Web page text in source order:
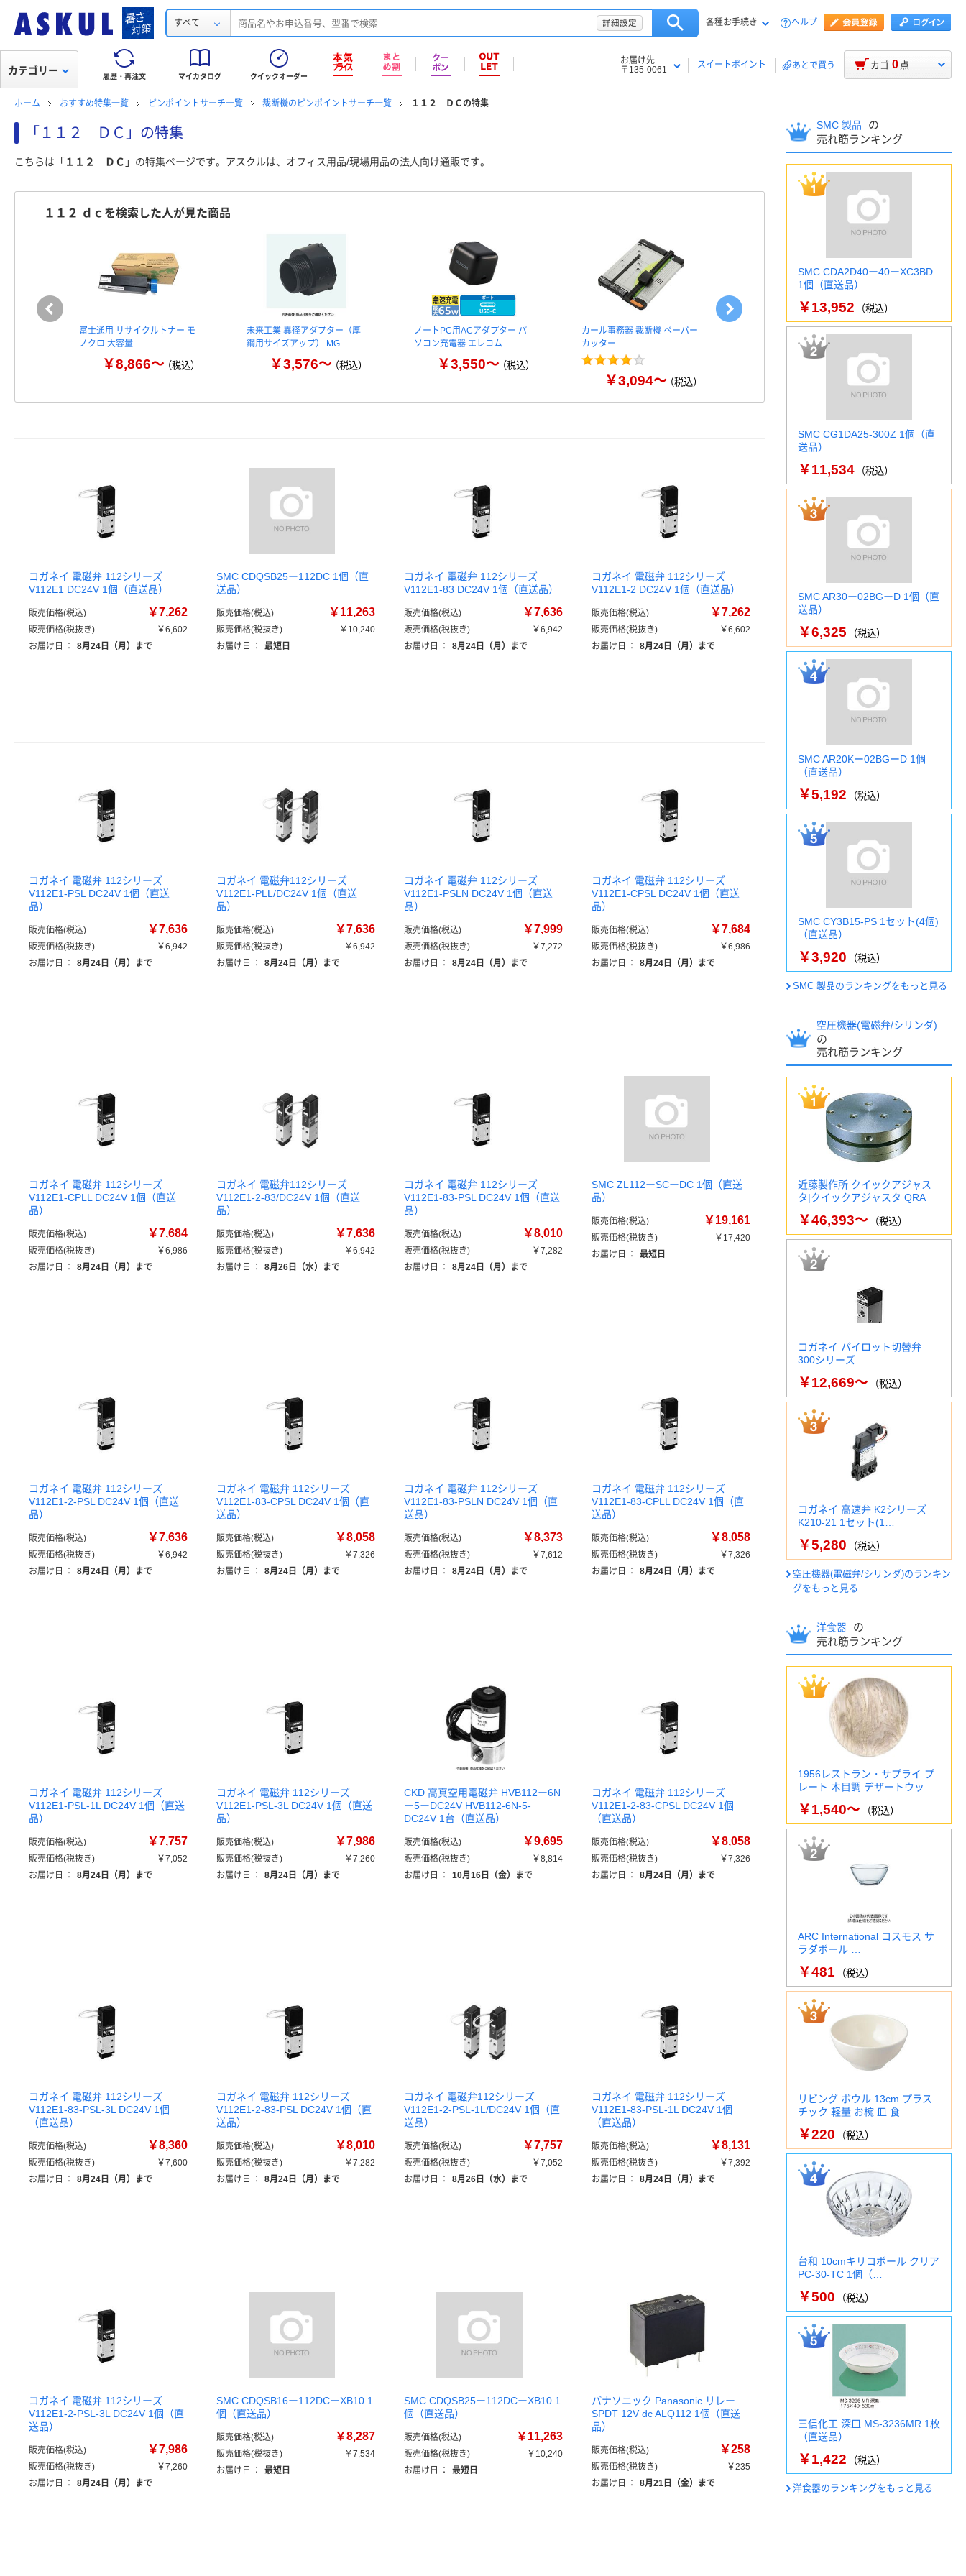
すべて 詳細設定 各種お手続き ヘルプ
履歴・再注文 マイカタログ クイックオーダー
お届け先
〒135-0061
スイートポイント あとで買う
カテゴリー カゴ 0 点
ホーム おすすめ特集一覧 ピンポイントサーチ一覧 裁断機のピンポイントサーチ一覧 １１２ ＤＣの特集
「１１２ ＤＣ」の特集
こちらは「 １１２ ＤＣ 」の特集ページです。アスクルは、オフィス用品/現場用品の法人向け通販です。
１１２ ｄｃを検索した人が見た商品
富士通用 リサイクルトナー モ
ノクロ 大容量
￥8,866～（税込）
未来工業 異径アダプター（厚
鋼用サイズアップ） MG
￥3,576～（税込）
ノートPC用ACアダプター パ
ソコン充電器 エレコム
￥3,550～（税込）
カール事務器 裁断機 ペーパー
カッター
￥3,094～（税込）
￥8,440～ （税込）
コガネイ 電磁弁 112シリーズ
V112E1 DC24V 1個（直送品）
販売価格(税込) ￥7,262
販売価格(税抜き)
￥6,602
お届け日
： 8月24日（月）まで
SMC CDQSB25ー112DC 1個（直
送品）
販売価格(税込) ￥11,263
販売価格(税抜き)
￥10,240
お届け日
： 最短日
コガネイ 電磁弁 112シリーズ
V112E1-83 DC24V 1個（直送品）
販売価格(税込) ￥7,636
販売価格(税抜き)
￥6,942
お届け日
： 8月24日（月）まで
コガネイ 電磁弁 112シリーズ
V112E1-2 DC24V 1個（直送品）
販売価格(税込) ￥7,262
販売価格(税抜き)
￥6,602
お届け日
： 8月24日（月）まで
コガネイ 電磁弁 112シリーズ
V112E1-PSL DC24V 1個（直送
品）
販売価格(税込) ￥7,636
販売価格(税抜き)
￥6,942
お届け日
： 8月24日（月）まで
コガネイ 電磁弁112シリーズ
V112E1-PLL/DC24V 1個（直送
品）
販売価格(税込) ￥7,636
販売価格(税抜き)
￥6,942
お届け日
： 8月24日（月）まで
コガネイ 電磁弁 112シリーズ
V112E1-PSLN DC24V 1個（直送
品）
販売価格(税込) ￥7,999
販売価格(税抜き)
￥7,272
お届け日
： 8月24日（月）まで
コガネイ 電磁弁 112シリーズ
V112E1-CPSL DC24V 1個（直送
品）
販売価格(税込) ￥7,684
販売価格(税抜き)
￥6,986
お届け日
： 8月24日（月）まで
コガネイ 電磁弁 112シリーズ
V112E1-CPLL DC24V 1個（直送
品）
販売価格(税込) ￥7,684
販売価格(税抜き)
￥6,986
お届け日
： 8月24日（月）まで
コガネイ 電磁弁112シリーズ
V112E1-2-83/DC24V 1個（直送
品）
販売価格(税込) ￥7,636
販売価格(税抜き)
￥6,942
お届け日
： 8月26日（水）まで
コガネイ 電磁弁 112シリーズ
V112E1-83-PSL DC24V 1個（直送
品）
販売価格(税込) ￥8,010
販売価格(税抜き)
￥7,282
お届け日
： 8月24日（月）まで
SMC ZL112ーSCーDC 1個（直送
品）
販売価格(税込) ￥19,161
販売価格(税抜き)
￥17,420
お届け日
： 最短日
コガネイ 電磁弁 112シリーズ
V112E1-2-PSL DC24V 1個（直送
品）
販売価格(税込) ￥7,636
販売価格(税抜き)
￥6,942
お届け日
： 8月24日（月）まで
コガネイ 電磁弁 112シリーズ
V112E1-83-CPSL DC24V 1個（直
送品）
販売価格(税込) ￥8,058
販売価格(税抜き)
￥7,326
お届け日
： 8月24日（月）まで
コガネイ 電磁弁 112シリーズ
V112E1-83-PSLN DC24V 1個（直
送品）
販売価格(税込) ￥8,373
販売価格(税抜き)
￥7,612
お届け日
： 8月24日（月）まで
コガネイ 電磁弁 112シリーズ
V112E1-83-CPLL DC24V 1個（直
送品）
販売価格(税込) ￥8,058
販売価格(税抜き)
￥7,326
お届け日
： 8月24日（月）まで
コガネイ 電磁弁 112シリーズ
V112E1-PSL-1L DC24V 1個（直送
品）
販売価格(税込) ￥7,757
販売価格(税抜き)
￥7,052
お届け日
： 8月24日（月）まで
コガネイ 電磁弁 112シリーズ
V112E1-PSL-3L DC24V 1個（直送
品）
販売価格(税込) ￥7,986
販売価格(税抜き)
￥7,260
お届け日
： 8月24日（月）まで
CKD 高真空用電磁弁 HVB112ー6N
ー5ーDC24V HVB112-6N-5-
DC24V 1台（直送品）
販売価格(税込) ￥9,695
販売価格(税抜き)
￥8,814
お届け日
： 10月16日（金）まで
コガネイ 電磁弁 112シリーズ
V112E1-2-83-CPSL DC24V 1個
（直送品）
販売価格(税込) ￥8,058
販売価格(税抜き)
￥7,326
お届け日
： 8月24日（月）まで
コガネイ 電磁弁 112シリーズ
V112E1-83-PSL-3L DC24V 1個
（直送品）
販売価格(税込) ￥8,360
販売価格(税抜き)
￥7,600
お届け日
： 8月24日（月）まで
コガネイ 電磁弁 112シリーズ
V112E1-2-83-PSL DC24V 1個（直
送品）
販売価格(税込) ￥8,010
販売価格(税抜き)
￥7,282
お届け日
： 8月24日（月）まで
コガネイ 電磁弁112シリーズ
V112E1-2-PSL-1L/DC24V 1個（直
送品）
販売価格(税込) ￥7,757
販売価格(税抜き)
￥7,052
お届け日
： 8月26日（水）まで
コガネイ 電磁弁 112シリーズ
V112E1-83-PSL-1L DC24V 1個
（直送品）
販売価格(税込) ￥8,131
販売価格(税抜き)
￥7,392
お届け日
： 8月24日（月）まで
コガネイ 電磁弁 112シリーズ
V112E1-2-PSL-3L DC24V 1個（直
送品）
販売価格(税込) ￥7,986
販売価格(税抜き)
￥7,260
お届け日
： 8月24日（月）まで
SMC CDQSB16ー112DCーXB10 1
個（直送品）
販売価格(税込) ￥8,287
販売価格(税抜き)
￥7,534
お届け日
： 最短日
SMC CDQSB25ー112DCーXB10 1
個（直送品）
販売価格(税込) ￥11,263
販売価格(税抜き)
￥10,240
お届け日
： 最短日
パナソニック Panasonic リレー
SPDT 12V dc ALQ112 1個（直送
品）
販売価格(税込) ￥258
販売価格(税抜き)
￥235
お届け日
： 8月21日（金）まで
SMC 製品
の
売れ筋ランキング
SMC CDA2D40ー40ーXC3BD
1個（直送品）
￥13,952 （税込）
SMC CG1DA25-300Z 1個（直
送品）
￥11,534 （税込）
SMC AR30ー02BGーD 1個（直
送品）
￥6,325 （税込）
SMC AR20Kー02BGーD 1個
（直送品）
￥5,192 （税込）
SMC CY3B15-PS 1セット(4個)
（直送品）
￥3,920 （税込）
SMC 製品のランキングをもっと見る
空圧機器(電磁弁/シリンダ)
の
売れ筋ランキング
近藤製作所 クイックアジャス
タ|クイックアジャスタ QRA
￥46,393～ （税込）
コガネイ パイロット切替弁
300シリーズ
￥12,669～ （税込）
コガネイ 高速弁 K2シリーズ
K210-21 1セット(1…
￥5,280 （税込）
空圧機器(電磁弁/シリンダ)のランキン
グをもっと見る
洋食器
の
売れ筋ランキング
1956レストラン・サプライ プ
レート 木目調 デザートウッ…
￥1,540～ （税込）
ARC International コスモス サ
ラダボール …
￥481 （税込）
リビング ボウル 13cm プラス
チック 軽量 お椀 皿 食…
￥220 （税込）
台和 10cmキリコボール クリア
PC-30-TC 1個（…
￥500 （税込）
三信化工 深皿 MS-3236MR 1枚
（直送品）
￥1,422 （税込）
洋食器のランキングをもっと見る